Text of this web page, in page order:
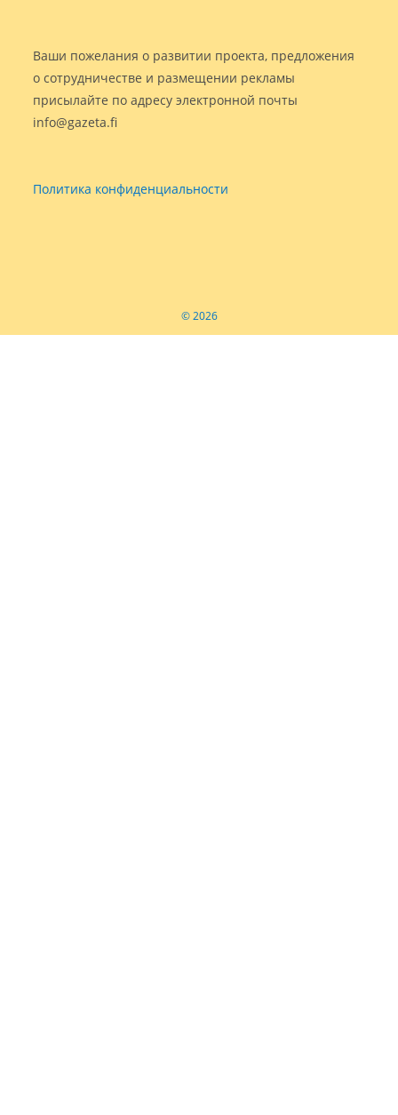
Ваши пожелания о развитии проекта, предложения
о сотрудничестве и размещении рекламы
присылайте по адресу электронной почты
info@gazeta.fi
Политика конфиденциальности
© 2026